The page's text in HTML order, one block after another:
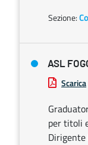
Sezione:
ASL
Scarica
per titoli
Dirigente